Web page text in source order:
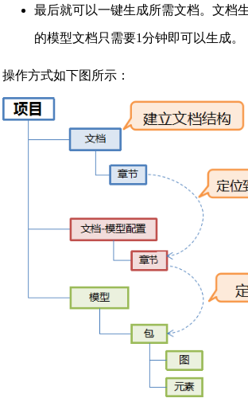
最后就可以一键生成所需文档。文档
的模型文档只需要1分钟即可以生成。
操作方式如下图所示：